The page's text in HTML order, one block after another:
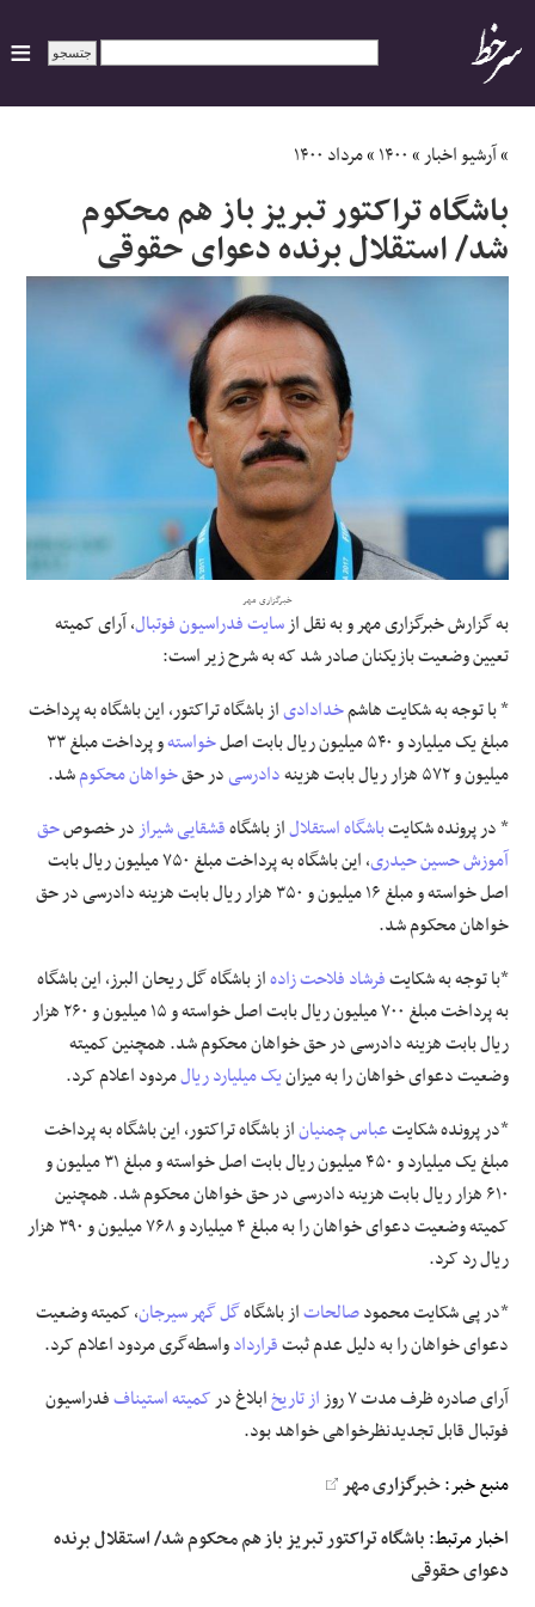
ایران
سیاسی
اقتصاد
حوادث
علوم و فن آوری
فرهنگی و هنری
مقالات
»آرشیو اخبار»۱۴۰۰»مرداد ۱۴۰۰
باشگاه تراکتور تبریز باز هم محکوم
شد/ استقلال برنده دعوای حقوقی
خبرگزاری مهر
به گزارش خبرگزاری مهر و به نقل ازسایت فدراسیون فوتبال، آرای کمیته
تعیین وضعیت بازیکنان صادر شد که به شرح زیر است:
* با توجه به شکایت هاشمخدادادیاز باشگاه تراکتور، این باشگاه به پرداخت
مبلغ یک میلیارد و ۵۴۰ میلیون ریال بابت اصل
خواسته
و پرداخت مبلغ ۳۳
میلیون و ۵۷۲ هزار ریال بابت هزینه
دادرسیدر حقخواهانمحکومشد.
* در پرونده شکایتباشگاه استقلالاز باشگاهقشقایی شیرازدر خصوصحق
آموزشحسین حیدری
، این باشگاه به پرداخت مبلغ ۷۵۰ میلیون ریال بابت
اصل خواسته و مبلغ ۱۶ میلیون و ۳۵۰ هزار ریال بابت هزینه دادرسی در حق
خواهان محکوم شد.
*با توجه به شکایتفرشاد فلاحت زادهاز باشگاه گل ریحان البرز، این باشگاه
به پرداخت مبلغ ۷۰۰ میلیون ریال بابت اصل خواسته و ۱۵ میلیون و ۲۶۰ هزار
ریال بابت هزینه دادرسی در حق خواهان محکوم شد. همچنین کمیته
وضعیت دعوای خواهان را به میزانیک میلیارد ریالمردود اعلام کرد.
*در پرونده شکایتعباس چمنیاناز باشگاه تراکتور، این باشگاه به پرداخت
مبلغ یک میلیارد و ۴۵۰ میلیون ریال بابت اصل خواسته و مبلغ ۳۱ میلیون و
۶۱۰ هزار ریال بابت هزینه دادرسی در حق خواهان محکوم شد. همچنین
کمیته وضعیت دعوای خواهان را به مبلغ ۴ میلیارد و ۷۶۸ میلیون و ۳۹۰ هزار
ریال رد کرد.
*در پی شکایت محمودصالحاتاز باشگاهگل گهر سیرجان، کمیته وضعیت
دعوای خواهان را به دلیل عدم ثبتقراردادواسطه‌گری مردود اعلام کرد.
آرای صادره ظرف مدت ۷ روز
از تاریخابلاغ درکمیته استیناففدراسیون
فوتبال قابل تجدیدنظرخواهی خواهد بود.
منبع خبر:خبرگزاری مهر
اخبار مرتبط:باشگاه تراکتور تبریز باز هم محکوم شد/ استقلال برنده
دعوای حقوقی